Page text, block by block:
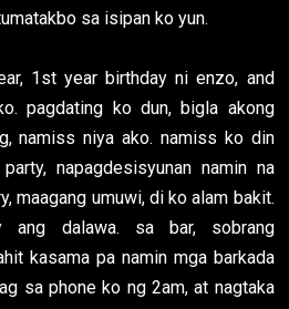
sa isipan ko yun.
1st year birthday ni enzo, and
pagdating ko dun, bigla akong
namiss niya ako. namiss ko din
napagdesisyunan namin na
maagang umuwi, di ko alam bakit.
ang dalawa. sa bar, sobrang
kasama pa namin mga barkada
sa phone ko ng 2am, at nagtaka